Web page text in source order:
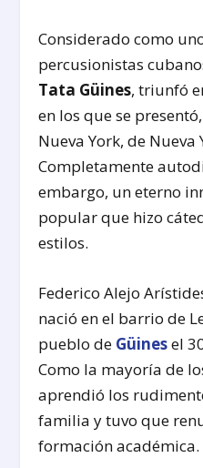
Considerado como
percusionistas
Tata Güines, triunfó
en los que se
Nueva York, de Nueva
Completamente
embargo, un eterno
popular que hizo
estilos.
Federico Alejo
nació en el barrio de
pueblo de Güinesel
Como la mayoría de
aprendió los
familia y tuvo que
formación académica.